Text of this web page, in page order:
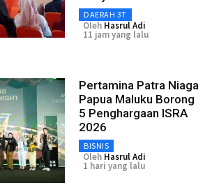
DAERAH 3T
Oleh Hasrul Adi
11 jam yang lalu
Pertamina Patra Niaga
Papua Maluku Borong
5 Penghargaan ISRA
2026
BISNIS
Oleh Hasrul Adi
1 hari yang lalu